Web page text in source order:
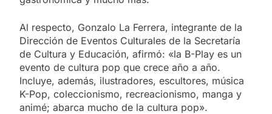
Al respecto, Gonzalo La Ferrera, integrante de la
Dirección de Eventos Culturales de la Secretaría
de Cultura y Educación, afirmó: «la B-Play es un
evento de cultura pop que crece año a año.
Incluye, además, ilustradores, escultores, música
K-Pop, coleccionismo, recreacionismo, manga y
animé; abarca mucho de la cultura pop».